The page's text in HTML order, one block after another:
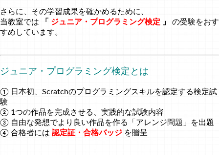
さらに、その学習成果を確かめるために、
当教室では
「 ジュニア・プログラミング検定 」
の受験をおす
すめしています。
ジュニア・プログラミング検定とは
① 日本初、Scratchのプログラミングスキルを認定する検定試
験
② 1つの作品を完成させる、実践的な試験内容
③ 自由な発想でより良い作品を作る「アレンジ問題」を出題
④ 合格者には 認定証・合格バッジ を贈呈